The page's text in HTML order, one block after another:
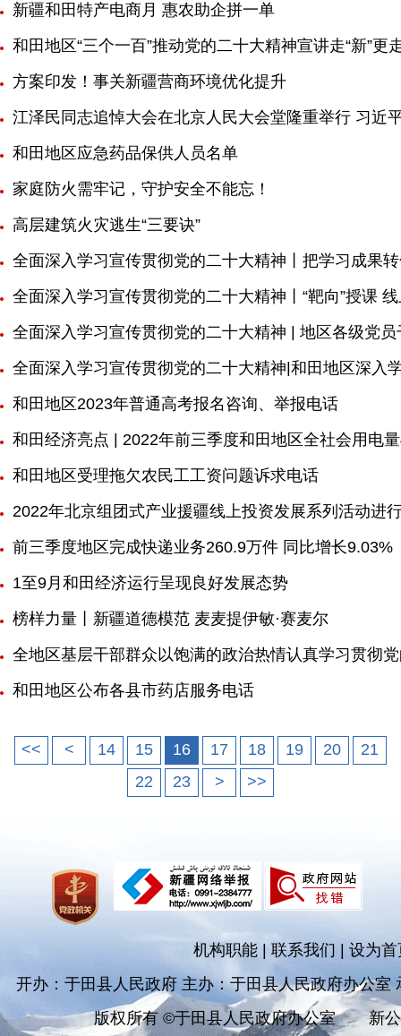
新疆和田特产电商月 惠农助企拼一单
和田地区“三个一百”推动党的二十大精神宣讲走“新”更
方案印发！事关新疆营商环境优化提升
江泽民同志追悼大会在北京人民大会堂隆重举行 习近
和田地区应急药品保供人员名单
家庭防火需牢记，守护安全不能忘！
高层建筑火灾逃生“三要诀”
全面深入学习宣传贯彻党的二十大精神丨把学习成果
全面深入学习宣传贯彻党的二十大精神丨“靶向”授课
全面深入学习宣传贯彻党的二十大精神 | 地区各级党
全面深入学习宣传贯彻党的二十大精神|和田地区深入
和田地区2023年普通高考报名咨询、举报电话
和田经济亮点 | 2022年前三季度和田地区全社会用电
和田地区受理拖欠农民工工资问题诉求电话
2022年北京组团式产业援疆线上投资发展系列活动进
前三季度地区完成快递业务260.9万件 同比增长9.03%
1至9月和田经济运行呈现良好发展态势
榜样力量丨新疆道德模范 麦麦提伊敏·赛麦尔
全地区基层干部群众以饱满的政治热情认真学习贯彻
和田地区公布各县市药店服务电话
<< < 14 15 16 17 18 19 20
21
22
23 > >>
机构职能 联系我们|设为首
开办：于田县人民政府 主办：于田县人民政府办公室
版权所有 ©于田县人民政府办公室
新